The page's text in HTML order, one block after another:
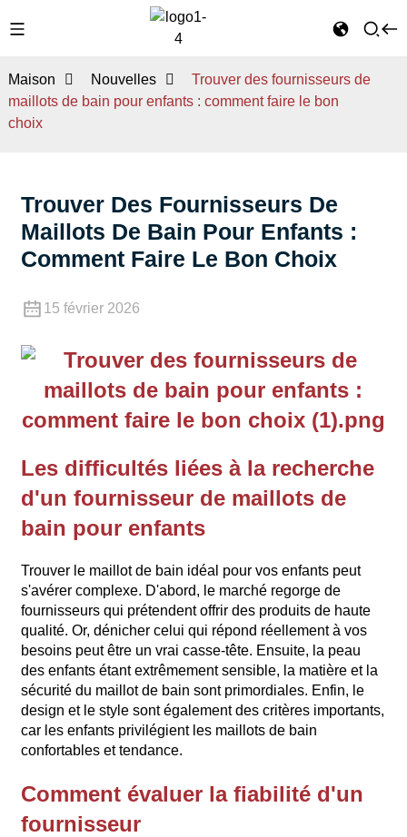
Maison Nouvelles
Trouver des fournisseurs de
maillots de bain pour enfants : comment faire le bon
choix
Trouver Des Fournisseurs De
Maillots De Bain Pour Enfants :
Comment Faire Le Bon Choix
15 février 2026
Les difficultés liées à la recherche
d'un fournisseur de maillots de
bain pour enfants
Trouver le maillot de bain idéal pour vos enfants peut
s'avérer complexe. D'abord, le marché regorge de
fournisseurs qui prétendent offrir des produits de haute
qualité. Or, dénicher celui qui répond réellement à vos
besoins peut être un vrai casse-tête. Ensuite, la peau
des enfants étant extrêmement sensible, la matière et la
sécurité du maillot de bain sont primordiales. Enfin, le
design et le style sont également des critères importants,
car les enfants privilégient les maillots de bain
confortables et tendance.
Comment évaluer la fiabilité d'un
fournisseur